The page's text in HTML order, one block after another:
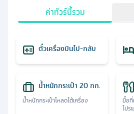
ค่าทัวร์นี้รวม
ตั๋วเครื่องบินไป-กลับ
น้ำหนักกระเป๋า 20 กก.
น้ำหนักกระเป๋าโหลดใต้เครื่อง
มื้อที่
โปร